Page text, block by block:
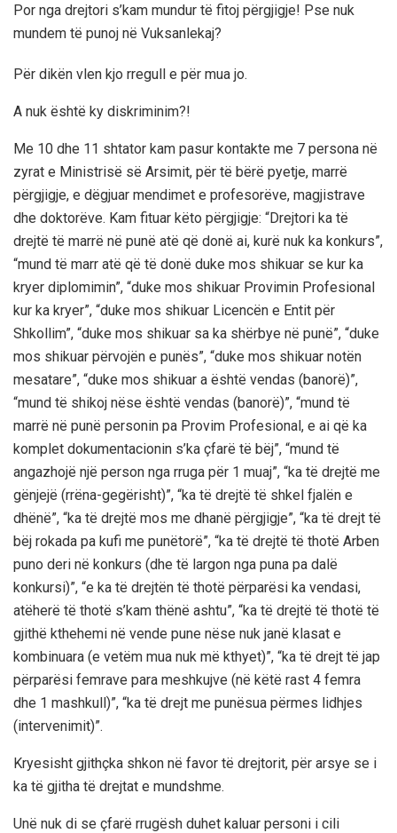
Por nga drejtori s’kam mundur të fitoj përgjigje! Pse nuk
mundem të punoj në Vuksanlekaj?
Për dikën vlen kjo rregull e për mua jo.
A nuk është ky diskriminim?!
Me 10 dhe 11 shtator kam pasur kontakte me 7 persona në
zyrat e Ministrisë së Arsimit, për të bërë pyetje, marrë
përgjigje, e dëgjuar mendimet e profesorëve, magjistrave
dhe doktorëve. Kam fituar këto përgjigje: “Drejtori ka të
drejtë të marrë në punë atë që donë ai, kurë nuk ka konkurs”,
“mund të marr atë që të donë duke mos shikuar se kur ka
kryer diplomimin”, “duke mos shikuar Provimin Profesional
kur ka kryer”, “duke mos shikuar Licencën e Entit për
Shkollim”, “duke mos shikuar sa ka shërbye në punë”, “duke
mos shikuar përvojën e punës”, “duke mos shikuar notën
mesatare”, “duke mos shikuar a është vendas (banorë)”,
“mund të shikoj nëse është vendas (banorë)”, “mund të
marrë në punë personin pa Provim Profesional, e ai që ka
komplet dokumentacionin s’ka çfarë të bëj”, “mund të
angazhojë një person nga rruga për 1 muaj”, “ka të drejtë me
gënjejë (rrëna-gegërisht)”, “ka të drejtë të shkel fjalën e
dhënë”, “ka të drejtë mos me dhanë përgjigje”, “ka të drejt të
bëj rokada pa kufi me punëtorë”, “ka të drejtë të thotë Arben
puno deri në konkurs (dhe të largon nga puna pa dalë
konkursi)”, “e ka të drejtën të thotë përparësi ka vendasi,
atëherë të thotë s’kam thënë ashtu”, “ka të drejtë të thotë të
gjithë kthehemi në vende pune nëse nuk janë klasat e
kombinuara (e vetëm mua nuk më kthyet)”, “ka të drejt të jap
përparësi femrave para meshkujve (në këtë rast 4 femra
dhe 1 mashkull)”, “ka të drejt me punësua përmes lidhjes
(intervenimit)”.
Kryesisht gjithçka shkon në favor të drejtorit, për arsye se i
ka të gjitha të drejtat e mundshme.
Unë nuk di se çfarë rrugësh duhet kaluar personi i cili